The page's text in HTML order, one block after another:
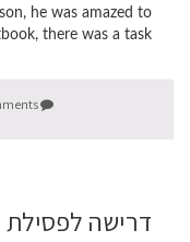
he was amazed to
there was a task […]
No Comments
דרישה לפסילת